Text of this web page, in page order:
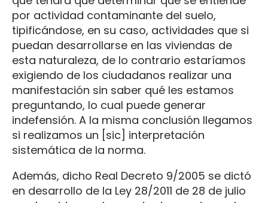
por actividad contaminante del suelo,
tipificándose, en su caso, actividades que si
puedan desarrollarse en las viviendas de
esta naturaleza, de lo contrario estaríamos
exigiendo de los ciudadanos realizar una
manifestación sin saber qué les estamos
preguntando, lo cual puede generar
indefensión. A la misma conclusión llegamos
si realizamos un [sic] interpretación
sistemática de la norma.
Además, dicho Real Decreto 9/2005 se dictó
en desarrollo de la Ley 28/2011 de 28 de julio